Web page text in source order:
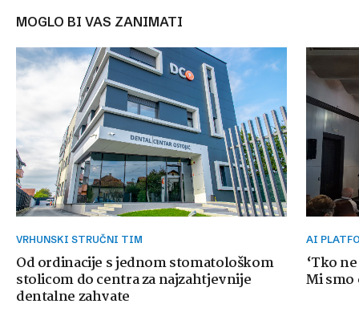
MOGLO BI VAS ZANIMATI
VRHUNSKI STRUČNI TIM
Od ordinacije s jednom stomatološkom
stolicom do centra za najzahtjevnije
dentalne zahvate
AI
‘Tko
Mi